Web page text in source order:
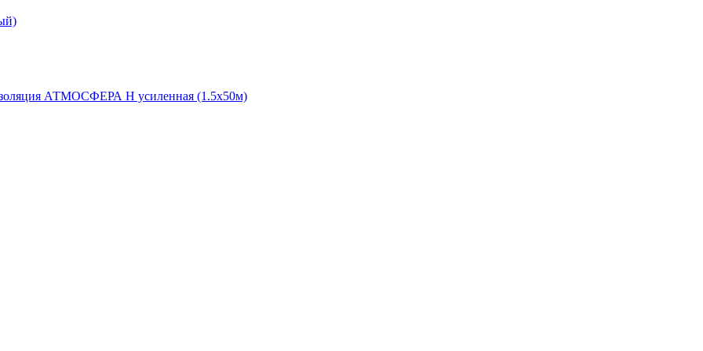
АТМОСФЕРА Н усиленная (1.5х50м)